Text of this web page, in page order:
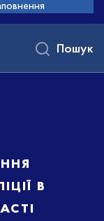
в
Пошук